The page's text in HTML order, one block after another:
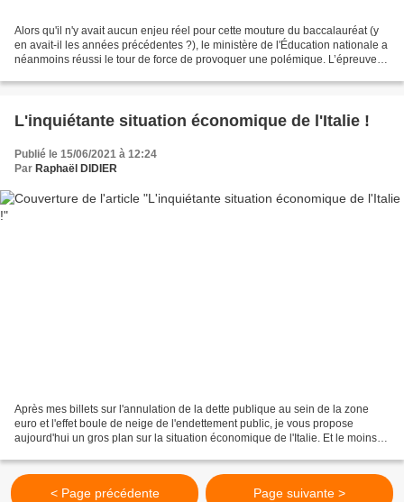
Alors qu'il n'y avait aucun enjeu réel pour cette mouture du baccalauréat (y
en avait-il les années précédentes ?), le ministère de l'Éducation nationale a
néanmoins réussi le tour de force de provoquer une polémique. L’épreuve
L'inquiétante situation économique de l'Italie !
Publié le 15/06/2021 à 12:24
Par Raphaël DIDIER
Après mes billets sur l'annulation de la dette publique au sein de la zone
euro et l'effet boule de neige de l'endettement public, je vous propose
aujourd'hui un gros plan sur la situation économique de l'Italie. Et le moins
< Page précédente Page suivante >